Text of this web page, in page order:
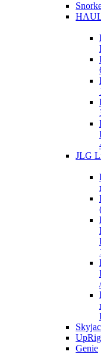
JLG
Genie